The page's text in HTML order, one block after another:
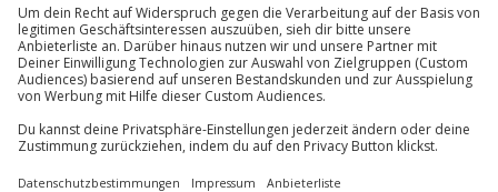
Wird gestellt: Ausrüstung
Teilnehmer
Gutschein gültig für 1 Person
Gruppengröße: 4-15 Personen
außer an bundesweiten Feiertagen:
Mo-Fr: 8-20 Uhr | Sa: 10-16 Uhr
Du möchtest als Firma bestellen?
Sichere Dir attraktive Firmenkunden Vorteile.